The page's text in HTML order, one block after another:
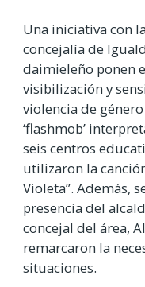
Una iniciativa con
concejalía de
daimieleño ponen
visibilización y
violencia de
‘flashmob’
seis centros
utilizaron la
Violeta”. Además,
presencia del
concejal del área,
remarcaron la
situaciones.